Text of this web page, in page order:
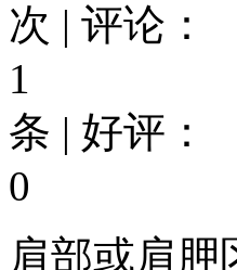
次 | 评论：
1
条 | 好评：
0
肩部或肩胛